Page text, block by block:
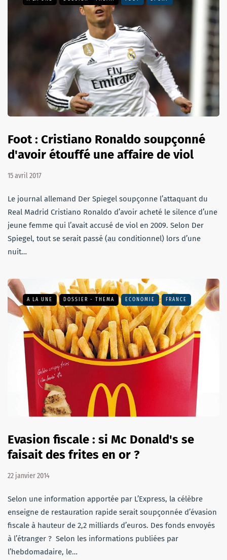
Foot : Cristiano Ronaldo soupçonné
d'avoir étouffé une affaire de viol
15 avril 2017
Le journal allemand Der Spiegel soupçonne l’attaquant du
Real Madrid Cristiano Ronaldo d’avoir acheté le silence d’une
jeune femme qui l’avait accusé de viol en 2009. Selon Der
Spiegel, tout se serait passé (au conditionnel) lors d’une
nuit…
A LA UNE DOSSIER - THEMA ECONOMIE FRANCE
Evasion fiscale : si Mc Donald's se
faisait des frites en or ?
22 janvier 2014
Selon une information apportée par L’Express, la célèbre
enseigne de restauration rapide serait soupçonnée d’évasion
fiscale à hauteur de 2,2 milliards d’euros. Des fonds envoyés
à l’étranger ? Selon les informations publiées par
l’hebdomadaire, le…